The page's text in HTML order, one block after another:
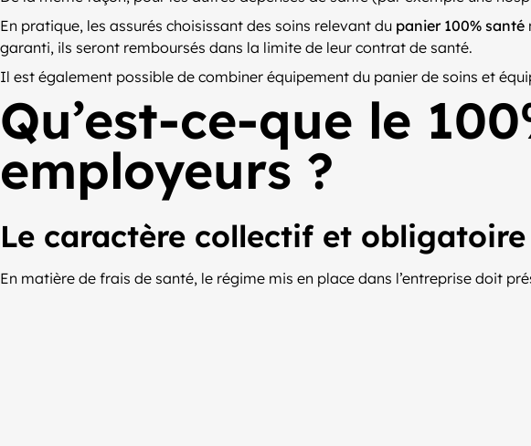
En pratique, les assurés choisissant des soins relevant du panier 100% santé
garanti, ils seront remboursés dans la limite de leur contrat de santé.
Il est également possible de combiner équipement du panier de soins et
Qu’est-ce-que le
employeurs ?
Le caractère collectif et
En matière de frais de santé, le régime mis en place dans l’entreprise doit